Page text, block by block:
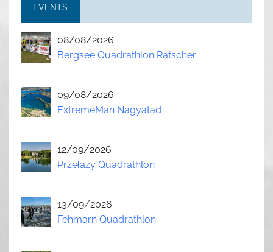
EVENTS
08/08/2026
Bergsee Quadrathlon Ratscher
09/08/2026
ExtremeMan Nagyatad
12/09/2026
Przełazy Quadrathlon
13/09/2026
Fehmarn Quadrathlon